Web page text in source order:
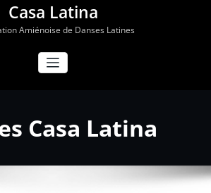
Casa Latina
Amiénoise de Danses Latines
Casa Latina